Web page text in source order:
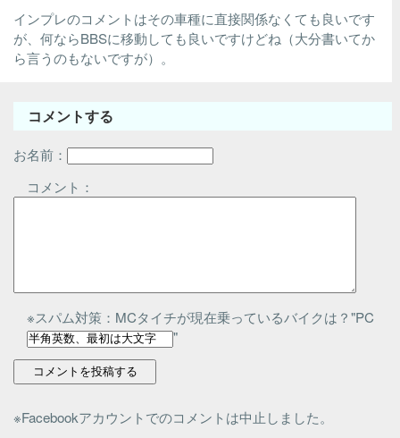
インプレのコメントはその車種に直接関係なくても良いです
が、何ならBBSに移動しても良いですけどね（大分書いてか
ら言うのもないですが）。
コメントする
お名前：
コメント：
※スパム対策：MCタイチが現在乗っているバイクは？"PC
"
※Facebookアカウントでのコメントは中止しました。